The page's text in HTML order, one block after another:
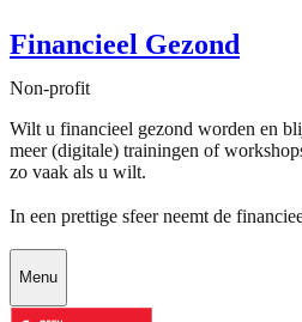
Financieel Gezond
Non-profit
Wilt u financieel gezond worden en
meer (digitale) trainingen of
zo vaak als u wilt.
In een prettige sfeer neemt de
Menu